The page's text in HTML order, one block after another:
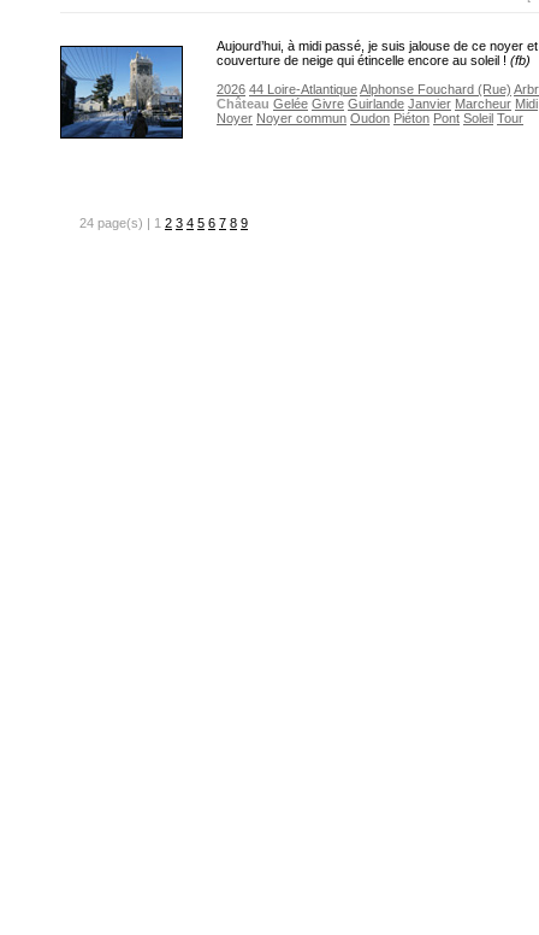
Aujourd’hui, à midi passé, je suis jalouse de ce noyer
couverture de neige qui étincelle encore au soleil ! (fb)
2026 44 Loire-AtlantiqueAlphonse Fouchard (Rue)
Château Gelée Givre Guirlande Janvier Marcheur Midi
Noyer Noyer commun Oudon Piéton Pont Soleil Tour
24 page(s) | 1 2 3 4 5 6 7 8 9